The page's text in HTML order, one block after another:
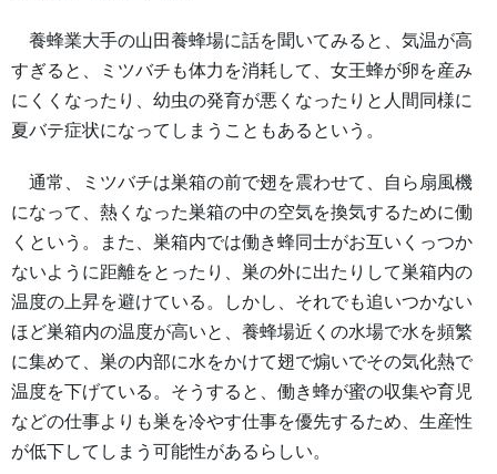
養蜂業大手の山田養蜂場に話を聞いてみると、気温が高
すぎると、ミツバチも体力を消耗して、女王蜂が卵を産み
にくくなったり、幼虫の発育が悪くなったりと人間同様に
夏バテ症状になってしまうこともあるという。
通常、ミツバチは巣箱の前で翅を震わせて、自ら扇風機
になって、熱くなった巣箱の中の空気を換気するために働
くという。また、巣箱内では働き蜂同士がお互いくっつか
ないように距離をとったり、巣の外に出たりして巣箱内の
温度の上昇を避けている。しかし、それでも追いつかない
ほど巣箱内の温度が高いと、養蜂場近くの水場で水を頻繁
に集めて、巣の内部に水をかけて翅で煽いでその気化熱で
温度を下げている。そうすると、働き蜂が蜜の収集や育児
などの仕事よりも巣を冷やす仕事を優先するため、生産性
が低下してしまう可能性があるらしい。